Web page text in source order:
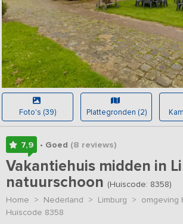
Foto's (39) Plattegronden (2)
7,9 • Goed (8 reviews)
Vakantiehuis midden in
natuurschoon (Huiscode: 8358)
Home > Nederland > Limburg > omgeving
Huiscode 8358